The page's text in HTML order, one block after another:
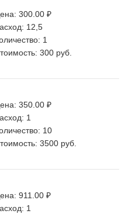
300.00 ₽
12,5
1
300 руб.
350.00 ₽
1
10
3500 руб.
911.00 ₽
1